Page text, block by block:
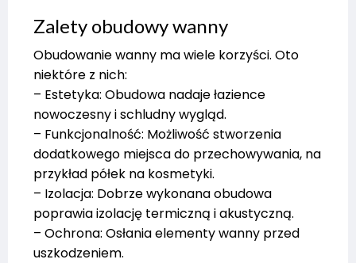
Zalety obudowy wanny
Obudowanie wanny ma wiele korzyści. Oto
niektóre z nich:
– Estetyka: Obudowa nadaje łazience
nowoczesny i schludny wygląd.
– Funkcjonalność: Możliwość stworzenia
dodatkowego miejsca do przechowywania, na
przykład półek na kosmetyki.
– Izolacja: Dobrze wykonana obudowa
poprawia izolację termiczną i akustyczną.
– Ochrona: Osłania elementy wanny przed
uszkodzeniem.